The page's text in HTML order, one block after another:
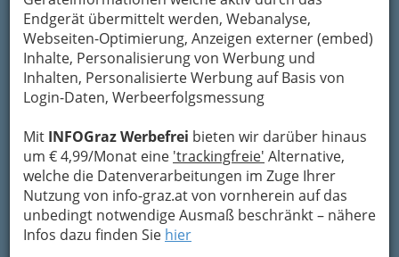
Endgerät übermittelt werden, Webanalyse,
Webseiten-Optimierung, Anzeigen externer (embed)
Inhalte, Personalisierung von Werbung und
Inhalten, Personalisierte Werbung auf Basis von
Login-Daten, Werbeerfolgsmessung
Mit INFOGraz Werbefrei bieten wir darüber hinaus
um € 4,99/Monat eine 'trackingfreie' Alternative,
welche die Datenverarbeitungen im Zuge Ihrer
Nutzung von info-graz.at von vornherein auf das
unbedingt notwendige Ausmaß beschränkt – nähere
Infos dazu finden Sie hier
Österreich - Suche
Usenet
Int. Suchmaschine
Kids
Jugend
Spezialsuche